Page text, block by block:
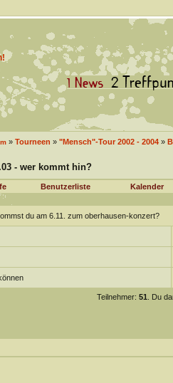
» Tourneen » "Mensch"-Tour 2002 - 2004»
- wer kommt hin?
Benutzerliste Kalender
du am 6.11. zum oberhausen-konzert?
Teilnehmer: 51 . Du